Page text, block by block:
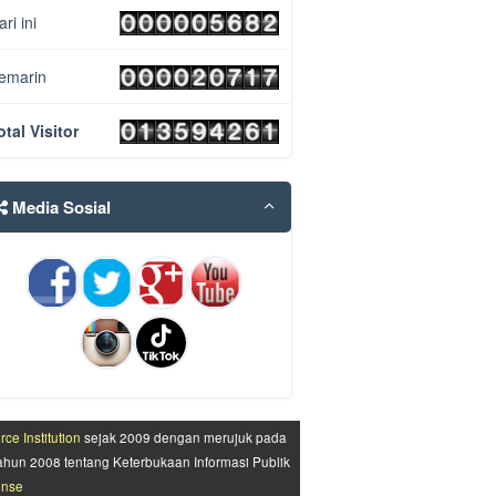
ini
Visitor
Media Sosial
Institution sejak 2009 dengan merujuk pada
2008 tentang Keterbukaan Informasi Publik